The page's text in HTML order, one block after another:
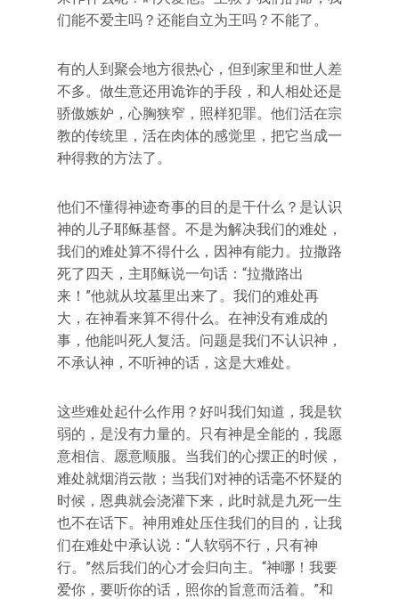
们能不爱主吗？还能自立为王吗？不能了。
有的人到聚会地方很热心，但到家里和世人差
不多。做生意还用诡诈的手段，和人相处还是
骄傲嫉妒，心胸狭窄，照样犯罪。他们活在宗
教的传统里，活在肉体的感觉里，把它当成一
种得救的方法了。
他们不懂得神迹奇事的目的是干什么？是认识
神的儿子耶稣基督。不是为解决我们的难处，
我们的难处算不得什么，因神有能力。拉撒路
死了四天，主耶稣说一句话：“拉撒路出
来！”他就从坟墓里出来了。我们的难处再
大，在神看来算不得什么。在神没有难成的
事，他能叫死人复活。问题是我们不认识神，
不承认神，不听神的话，这是大难处。
这些难处起什么作用？好叫我们知道，我是软
弱的，是没有力量的。只有神是全能的，我愿
意相信、愿意顺服。当我们的心摆正的时候，
难处就烟消云散；当我们对神的话毫不怀疑的
时候，恩典就会浇灌下来，此时就是九死一生
也不在话下。神用难处压住我们的目的，让我
们在难处中承认说：“人软弱不行，只有神
行。”然后我们的心才会归向主。“神哪！我要
爱你，要听你的话，照你的旨意而活着。”和